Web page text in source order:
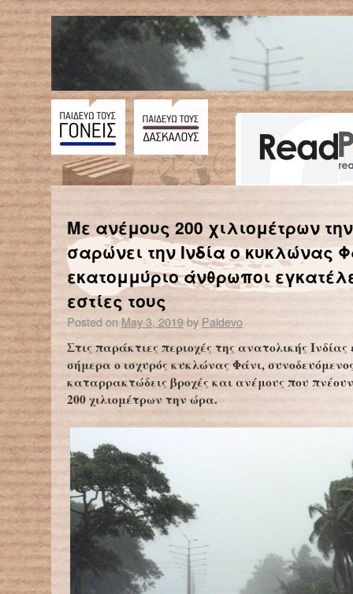
Χάος στην παγκόσμια βιομηχανία ανακύκλωσης
Με ανέμους 200 χιλιομέτρων
σαρώνει την Ινδία ο κυκλώνας
εκατομμύριο άνθρωποι
εστίες τους
Posted on May 3, 2019by Paidevo
Στις παράκτιες περιοχές της ανατολικής
σήμερα ο ισχυρός κυκλώνας Φάνι,
καταρρακτώδεις βροχές και ανέμους που
200 χιλιομέτρων την ώρα.